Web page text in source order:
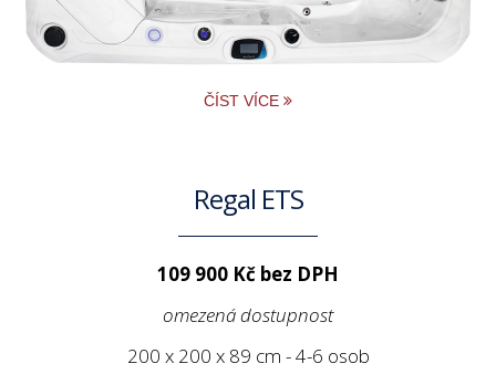
ČÍST VÍCE
Regal ETS
109 900 Kč bez DPH
omezená dostupnost
200 x 200 x 89 cm - 4-6 osob